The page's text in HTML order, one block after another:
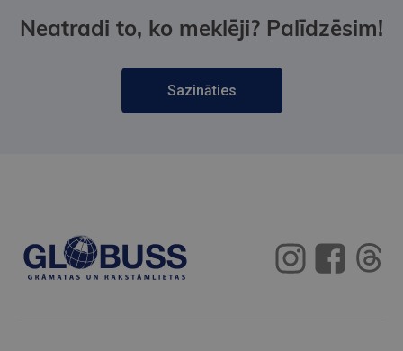
Neatradi to, ko meklēji? Palīdzēsim!
Sazināties